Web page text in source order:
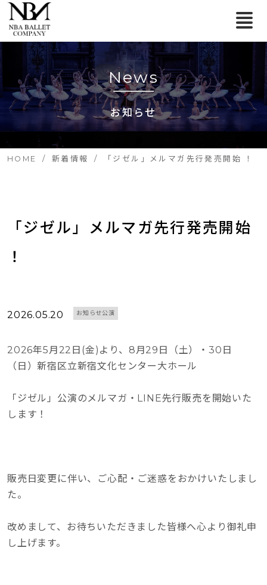
News
お知らせ
HOME 新着情報 「ジゼル」メルマガ先行発売開始 ！
「ジゼル」メルマガ先行発売開始
！
2026.05.20 お知らせ公演
2026年5月22日(金)より、8月29日（土）・30日
（日）新宿区立新宿文化センター大ホール
「ジゼル」公演のメルマガ・LINE先行販売を開始いた
します！
販売日変更に伴い、ご心配・ご迷惑をおかけいたしまし
た。
改めまして、お待ちいただきました皆様へ心より御礼申
し上げます。